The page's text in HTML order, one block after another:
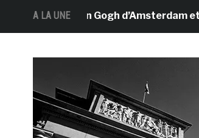
A LA UNE
Van Gogh d’Amsterdam et DHL